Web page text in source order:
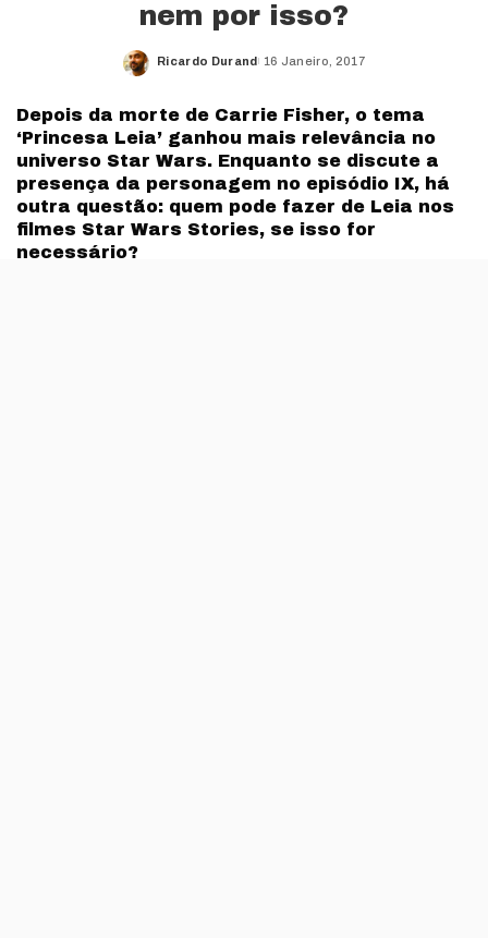
nem por isso?
Posted
Ricardo Durand 16 Janeiro, 2017
Depois da morte de Carrie Fisher, o tema
‘Princesa Leia’ ganhou mais relevância no
universo Star Wars. Enquanto se discute a
presença da personagem no episódio IX, há
outra questão: quem pode fazer de Leia nos
filmes Star Wars Stories, se isso for
necessário?